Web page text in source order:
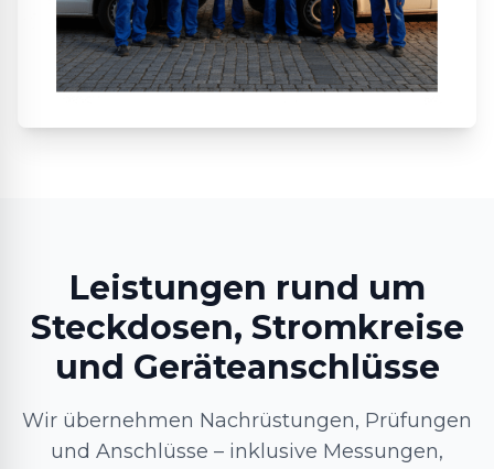
Leistungen rund um
Steckdosen, Stromkreise
und Geräteanschlüsse
Wir übernehmen Nachrüstungen, Prüfungen
und Anschlüsse – inklusive Messungen,